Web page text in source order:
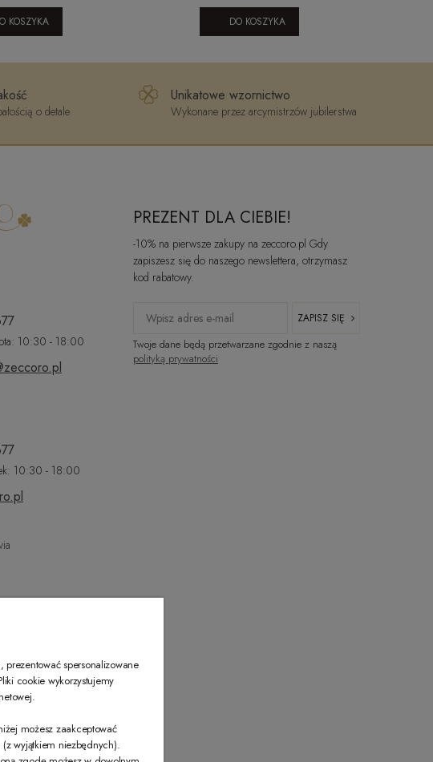
KOSZYKA DO KOSZYKA
o detale
Unikatowe wzornictwo
Wykonane przez arcymistrzów jubilerstwa
10:30 - 18:00
10:30 - 18:00
PREZENT DLA CIEBIE!
-10% na pierwsze zakupy na zeccoro.pl Gdy
zapiszesz się do naszego newslettera, otrzymasz
kod rabatowy.
ZAPISZ SIĘ
Twoje dane będą przetwarzane zgodnie z naszą
polityką prywatności
spersonalizowane
cookie wykorzystujemy
możesz zaakceptować
wyjątkiem niezbędnych).